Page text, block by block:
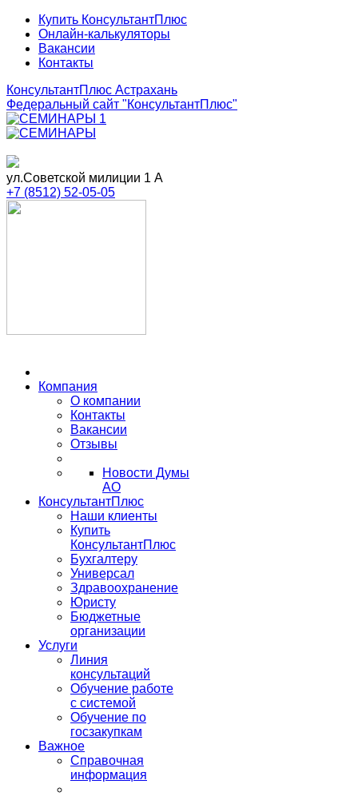
Купить КонсультантПлюс
Онлайн-калькуляторы
Вакансии
Контакты
КонсультантПлюс Астрахань
Федеральный сайт "КонсультантПлюс"
ул.Советской милиции 1 А
+7 (8512) 52-05-05
Компания
О компании
Контакты
Вакансии
Отзывы
Новости Думы
АО
КонсультантПлюс
Наши клиенты
Купить
КонсультантПлюс
Бухгалтеру
Универсал
Здравоохранение
Юристу
Бюджетные
организации
Услуги
Линия
консультаций
Обучение работе
с системой
Обучение по
госзакупкам
Важное
Справочная
информация